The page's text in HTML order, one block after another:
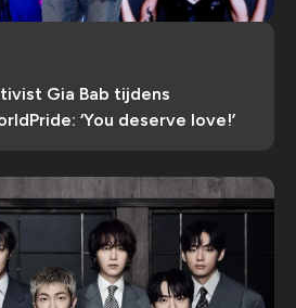
Gia Bab tijdens
‘You deserve love!’